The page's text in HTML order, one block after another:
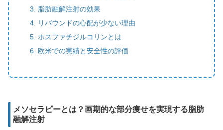
脂肪融解注射の効果
リバウンドの心配が少ない理由
ホスファチジルコリンとは
欧米での実績と安全性の評価
メソセラピーとは？画期的な部分痩せを実現する脂肪
融解注射